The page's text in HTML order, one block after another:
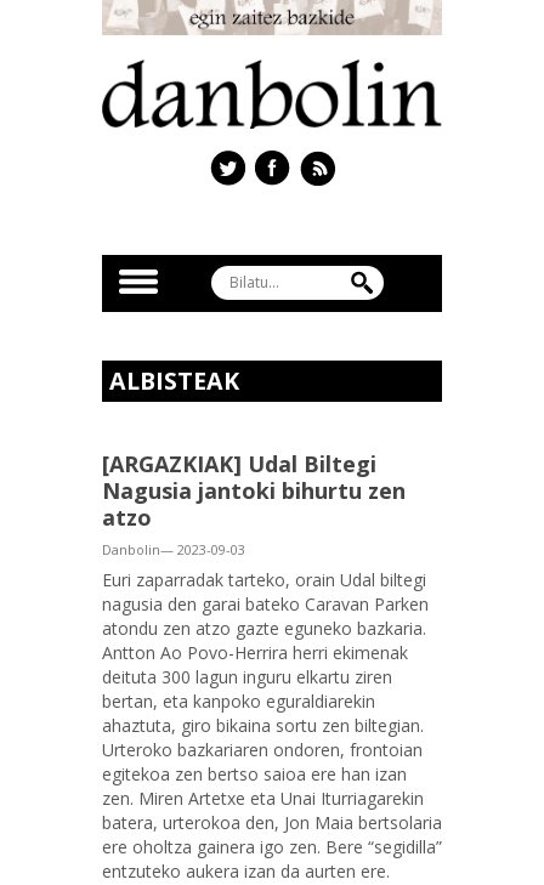
ALBISTEAK
[ARGAZKIAK] Udal Biltegi
Nagusia jantoki bihurtu zen
atzo
Danbolin— 2023-09-03
Euri zaparradak tarteko, orain Udal biltegi
nagusia den garai bateko Caravan Parken
atondu zen atzo gazte eguneko bazkaria.
Antton Ao Povo-Herrira herri ekimenak
deituta 300 lagun inguru elkartu ziren
bertan, eta kanpoko eguraldiarekin
ahaztuta, giro bikaina sortu zen biltegian.
Urteroko bazkariaren ondoren, frontoian
egitekoa zen bertso saioa ere han izan
zen. Miren Artetxe eta Unai Iturriagarekin
batera, urterokoa den, Jon Maia bertsolaria
ere oholtza gainera igo zen. Bere “segidilla”
entzuteko aukera izan da aurten ere.